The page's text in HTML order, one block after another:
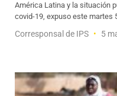
América Latina y la situación
covid-19, expuso este martes
Corresponsal de IPS 5